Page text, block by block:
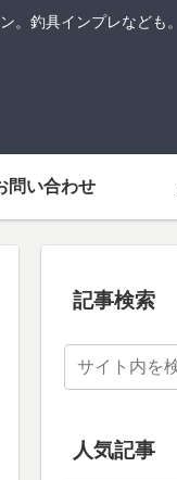
。釣具インプレなども。
問い合わせ
記事検索
人気記事